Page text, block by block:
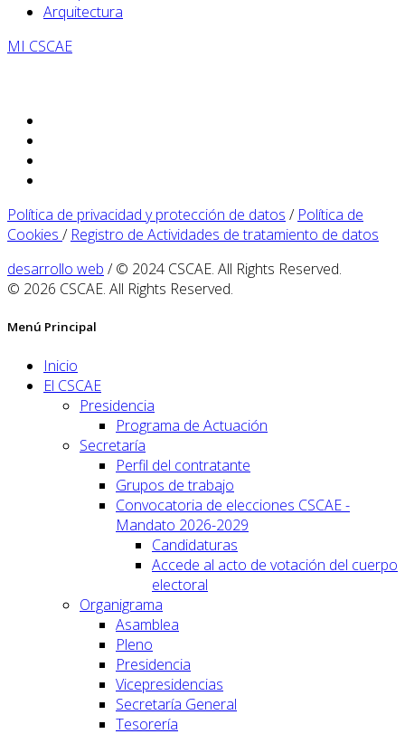
Arquitectura
MI CSCAE
Política de privacidad y protección de datos / Política de
Cookies / Registro de Actividades de tratamiento de datos
desarrollo web / © 2024 CSCAE. All Rights Reserved.
© 2026 CSCAE. All Rights Reserved.
Menú Principal
Inicio
El CSCAE
Presidencia
Programa de Actuación
Secretaría
Perfil del contratante
Grupos de trabajo
Convocatoria de elecciones CSCAE -
Mandato 2026-2029
Candidaturas
Accede al acto de votación del cuerpo
electoral
Organigrama
Asamblea
Pleno
Presidencia
Vicepresidencias
Secretaría General
Tesorería